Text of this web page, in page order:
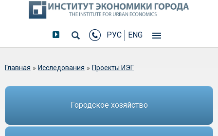
РУС ENG
Вы здесь
Главная » Исследования » Проекты ИЭГ
Городское хозяйство